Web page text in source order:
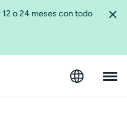
o 24 meses con todo